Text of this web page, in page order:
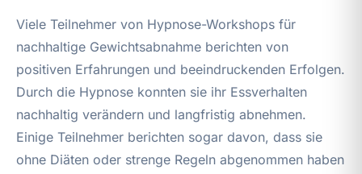
Viele Teilnehmer von Hypnose-Workshops für
nachhaltige Gewichtsabnahme berichten von
positiven Erfahrungen und beeindruckenden Erfolgen.
Durch die Hypnose konnten sie ihr Essverhalten
nachhaltig verändern und langfristig abnehmen.
Einige Teilnehmer berichten sogar davon, dass sie
ohne Diäten oder strenge Regeln abgenommen haben